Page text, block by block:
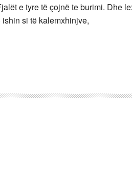
e tyre të çojnë te burimi. Dhe
si të kalemxhinjve,